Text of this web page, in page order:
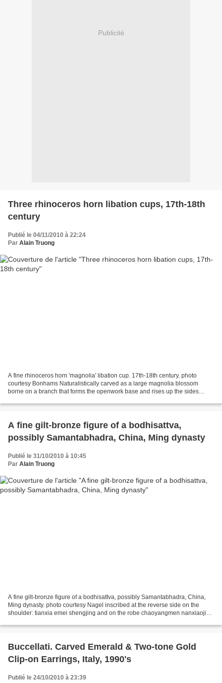
Publicité
Three rhinoceros horn libation cups, 17th-18th
century
Publié le 04/11/2010 à 22:24
Par Alain Truong
A fine rhinoceros horn 'magnolia' libation cup. 17th-18th century. photo
courtesy Bonhams Naturalistically carved as a large magnolia blossom
borne on a branch that forms the openwork base and rises up the sides
A fine gilt-bronze figure of a bodhisattva,
possibly Samantabhadra, China, Ming dynasty
Publié le 31/10/2010 à 10:45
Par Alain Truong
A fine gilt-bronze figure of a bodhisattva, possibly Samantabhadra, China,
Ming dynasty. photo courtesy Nagel inscribed at the reverse side on the
shoulder: tianxia emei shengjing and on the robe chaoyangmen nanxiaojie
Buccellati. Carved Emerald & Two-tone Gold
Clip-on Earrings, Italy, 1990's
Publié le 24/10/2010 à 23:39